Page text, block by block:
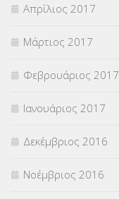
Απρίλιος 2017
Μάρτιος 2017
Φεβρουάριος 2017
Ιανουάριος 2017
Δεκέμβριος 2016
Νοέμβριος 2016